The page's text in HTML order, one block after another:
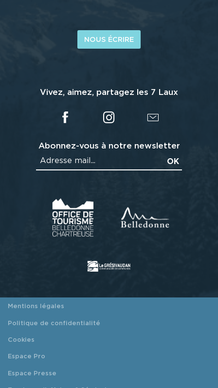
NOUS ÉCRIRE
Vivez, aimez, partagez les 7 Laux
Abonnez-vous à notre newsletter
Mentions légales
Politique de confidentialité
Cookies
Espace Pro
Espace Presse